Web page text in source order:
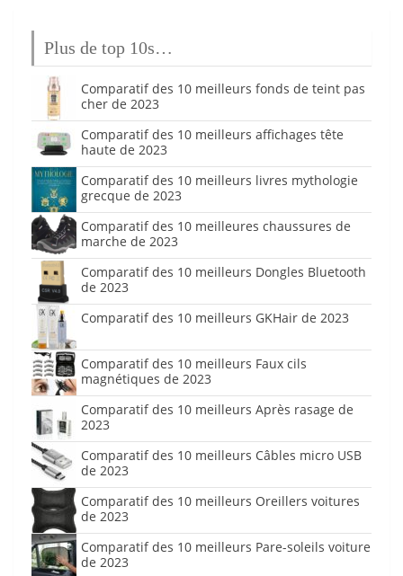
Plus de top 10s…
Comparatif des 10 meilleurs fonds de teint pas
cher de 2023
Comparatif des 10 meilleurs affichages tête
haute de 2023
Comparatif des 10 meilleurs livres mythologie
grecque de 2023
Comparatif des 10 meilleures chaussures de
marche de 2023
Comparatif des 10 meilleurs Dongles Bluetooth
de 2023
Comparatif des 10 meilleurs GKHair de 2023
Comparatif des 10 meilleurs Faux cils
magnétiques de 2023
Comparatif des 10 meilleurs Après rasage de
2023
Comparatif des 10 meilleurs Câbles micro USB
de 2023
Comparatif des 10 meilleurs Oreillers voitures
de 2023
Comparatif des 10 meilleurs Pare-soleils voiture
de 2023